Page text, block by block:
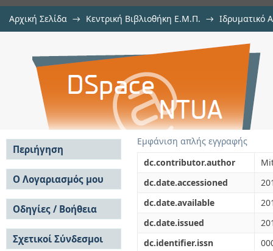
Αρχική Σελίδα → Κεντρική Βιβλιοθήκη Ε.Μ.Π. → Ιδρυματικό
Fountain flow revisited: The
Εμφάνιση απλής εγγραφής
dc.contributor.author
dc.date.accessioned
dc.date.available
dc.date.issued
dc.identifier.issn
Περιήγηση
Σε όλο το DSpace
Κοινότητες & Συλλογές
Ανά Ημερομηνία
Έκδοσης
Συγγραφείς
Τίτλοι
Ο Λογαριασμός μου
Σύνδεση
Εγγραφή
Οδηγίες / Βοήθεια
Οδηγίες Υποβολής
Οδηγίες Χρήσης ΙΑ
Σχετικοί Σύνδεσμοι